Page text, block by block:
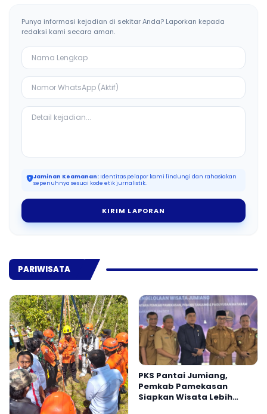
Punya informasi kejadian di sekitar Anda? Laporkan kepada
redaksi kami secara aman.
Jaminan Keamanan: Identitas pelapor kami lindungi dan rahasiakan
sepenuhnya sesuai kode etik jurnalistik.
KIRIM LAPORAN
PARIWISATA
PKS Pantai Jumiang,
Pemkab Pamekasan
Siapkan Wisata Lebih